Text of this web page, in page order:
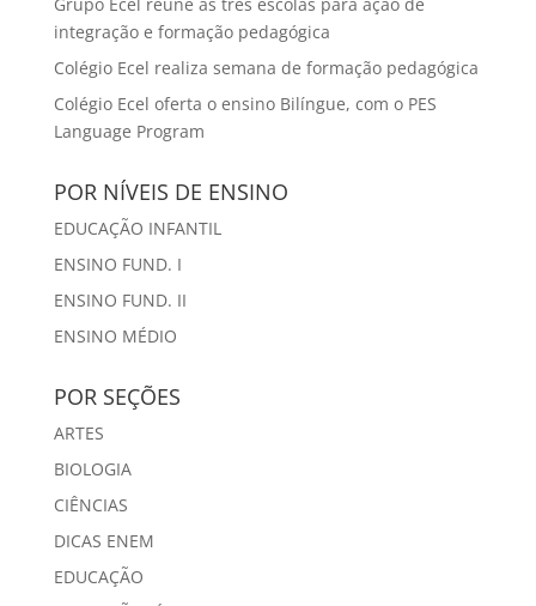
integração e formação pedagógica
Colégio Ecel realiza semana de formação pedagógica
Colégio Ecel oferta o ensino Bilíngue, com o PES
Language Program
POR NÍVEIS DE ENSINO
EDUCAÇÃO INFANTIL
ENSINO FUND. I
ENSINO FUND. II
ENSINO MÉDIO
POR SEÇÕES
ARTES
BIOLOGIA
CIÊNCIAS
DICAS ENEM
EDUCAÇÃO